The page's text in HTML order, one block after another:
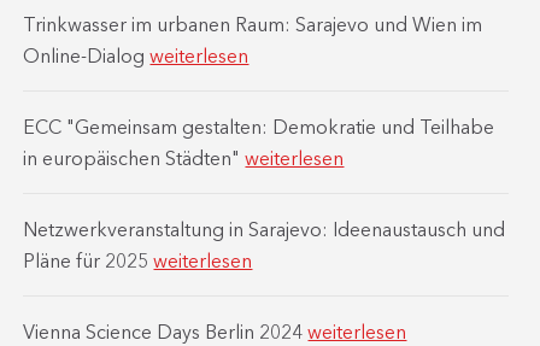
Trinkwasser im urbanen Raum: Sarajevo und Wien im
Online-Dialogweiterlesen
ECC "Gemeinsam gestalten: Demokratie und Teilhabe
in europäischen Städten"weiterlesen
Netzwerkveranstaltung in Sarajevo: Ideenaustausch und
Pläne für 2025weiterlesen
Vienna Science Days Berlin 2024weiterlesen